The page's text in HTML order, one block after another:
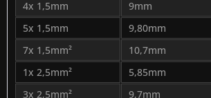
4x 1,5mm
9mm
5x 1,5mm
9,80mm
7x 1,5mm²
10,7mm
1x 2,5mm²
5,85mm
3x 2,5mm²
9,7mm